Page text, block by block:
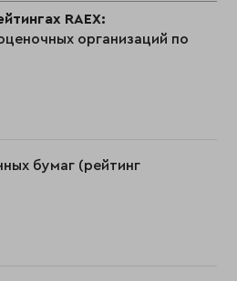
RAEX:
организаций по
бумаг (рейтинг